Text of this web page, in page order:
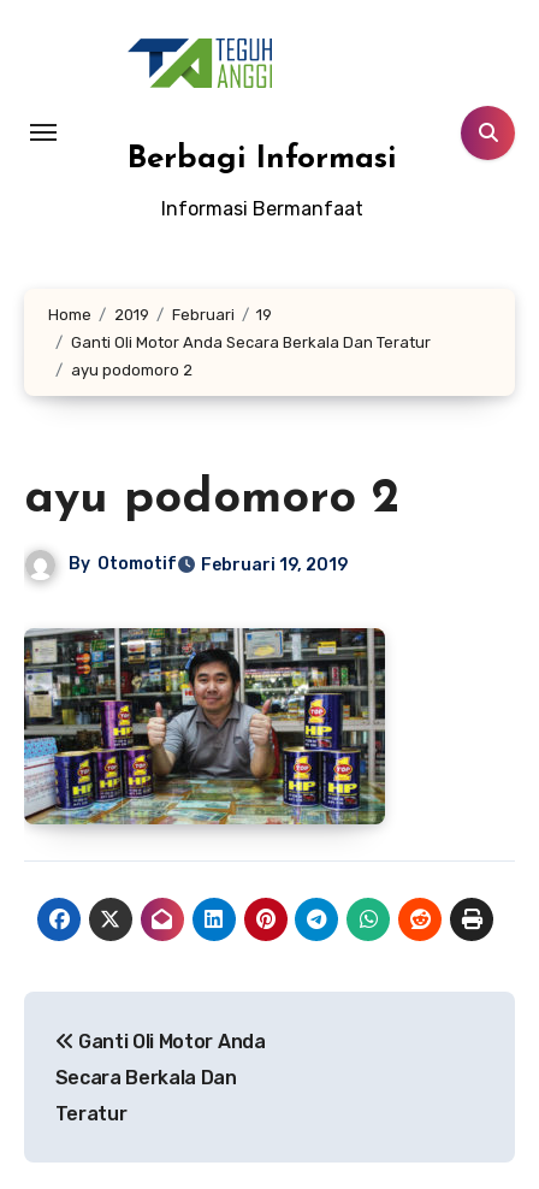
Berbagi Informasi
Informasi Bermanfaat
Home 2019 Februari
19
Ganti Oli Motor Anda Secara Berkala Dan Teratur
ayu podomoro 2
ayu podomoro 2
By Otomotif Februari 19, 2019
pos
Ganti Oli Motor Anda
Secara Berkala Dan
Teratur